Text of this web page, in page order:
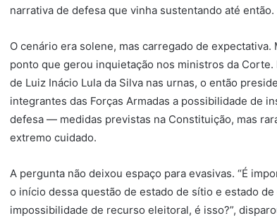
narrativa de defesa que vinha sustentando até então.
O cenário era solene, mas carregado de
ponto que gerou inquietação nos ministros da
de Luiz Inácio Lula da Silva nas urnas, o então
integrantes das Forças Armadas a possibilidade de
defesa — medidas previstas na Constituição, mas
extremo cuidado.
A pergunta não deixou espaço para evasivas. “É
o início dessa questão de estado de sítio e estado
impossibilidade de recurso eleitoral, é isso?”,